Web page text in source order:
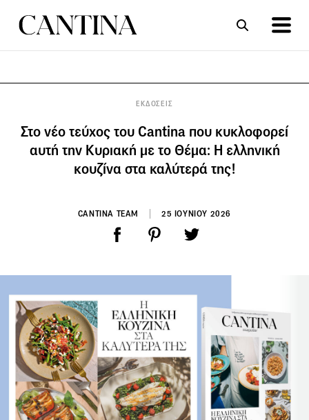
ΕΚΔΟΣΕΙΣ
Στο νέο τεύχος του Cantina που κυκλοφορεί
αυτή την Κυριακή με το Θέμα: Η ελληνική
κουζίνα στα καλύτερά της!
CANTINA TEAM 25 ΙΟΥΝΙΟΥ 2026